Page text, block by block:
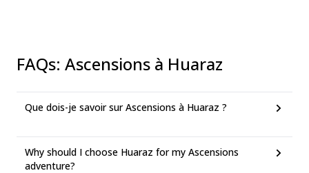
FAQs: Ascensions à Huaraz
Que dois-je savoir sur Ascensions à Huaraz ?
Why should I choose Huaraz for my Ascensions
adventure?